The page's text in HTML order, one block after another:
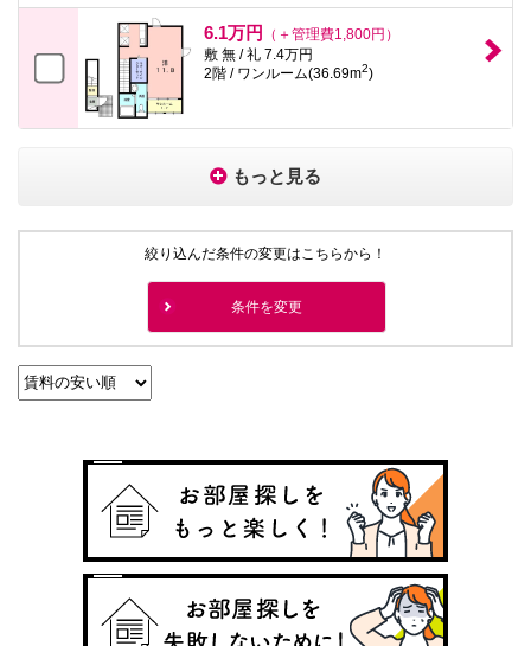
6.1万円
（＋管理費1,800円）
敷 無 / 礼 7.4万円
2階 / ワンルーム(36.69m2)
もっと見る
絞り込んだ条件の変更はこちらから！
条件を変更